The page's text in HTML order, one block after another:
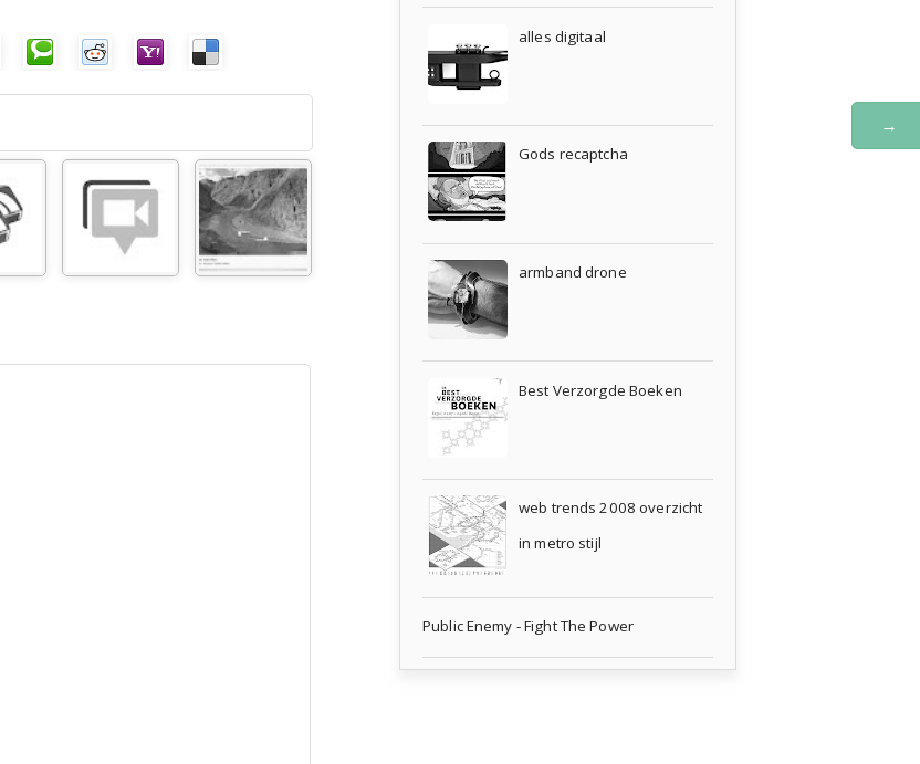
→
alles digitaal
Gods recaptcha
armband drone
Best Verzorgde Boeken
web trends 2008 overzicht
in metro stijl
Public Enemy - Fight The Power